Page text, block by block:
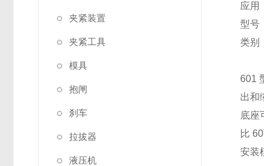
夹紧装置
夹紧工具
模具
抱闸
刹车
拉拔器
液压机
应用
型号
类别
601
出和
底座
比
安装